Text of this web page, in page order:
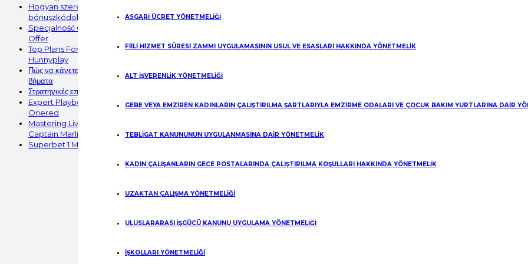
ASGARİ ÜCRET YÖNETMELİĞİ
FİİLİ HİZMET SÜRESİ ZAMMI UYGULAMASININ USUL VE ESASLARI HAKKINDA YÖNETMELİK
ALT İŞVERENLİK YÖNETMELİĞİ
GEBE VEYA EMZİREN KADINLARIN ÇALIŞTIRILMA ŞARTLARIYLA EMZİRME ODALARI VE ÇOCUK BAKIM YURTLARINA DAİR
TEBLİGAT KANUNUNUN UYGULANMASINA DAİR YÖNETMELİK
KADIN ÇALIŞANLARIN GECE POSTALARINDA ÇALIŞTIRILMA KOŞULLARI HAKKINDA YÖNETMELİK
UZAKTAN ÇALIŞMA YÖNETMELİĞİ
ULUSLARARASI İŞGÜCÜ KANUNU UYGULAMA YÖNETMELİĞİ
İŞKOLLARI YÖNETMELİĞİ
Hogyan szerezheted meg a legjobb SpinMama
bónuszkódokat online
Specjalność Gra I Byłe Zabawa betyy • w całej Polsce Unlock
Offer
Top Plans For Success In Virtual Wagering · AU Start Spinning
Hunnyplay
Πώς να κάνετε επιτυχημένο login στο Mr Punter καζίνο σε λίγα
βήματα
Στρατηγικές επιτυχίας στο διαδικτυακό στοίχημα με το GT Bet καζίνο
Expert Playbook for HTML5 Gaming and Secure Payments at
Onered
Mastering Live Dealer Play and Payment Security with
Captain Marlin
Superbet 1 Mobile Experience: Seamless Play on the Go